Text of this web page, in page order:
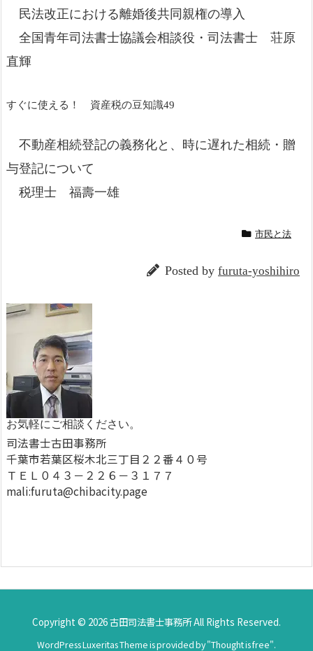
民法改正における離婚後共同親権の導入
全国青年司法書士協議会相談役・司法書士 荘原
直輝
すぐに使える！ 資産税の豆知識49
不動産相続登記の義務化と、時に遅れた相続・贈
与登記について
税理士 福壽一雄
市民と法
Posted by furuta-yoshihiro
お気軽にご相談ください。
司法書士古田事務所
千葉市若葉区桜木北三丁目２２番４０号
ＴＥＬ０４３－２２６－３１７７
mali:furuta@chibacity.page
Copyright © 2026古田司法書士事務所All Rights Reserved.
WordPress Luxeritas Theme is provided by "Thought is free".